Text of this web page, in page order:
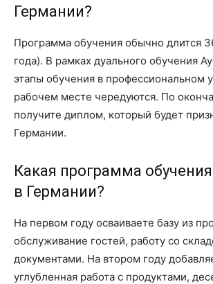
Германии?
Программа обучения обычно длится
года). В рамках дуального обучения
этапы обучения в профессиональном
рабочем месте чередуются. По
получите диплом, который будет
Германии.
Какая программа
в Германии?
На первом году осваиваете базу из
обслуживание гостей, работу со
документами. На втором году
углубленная работа с продуктами,